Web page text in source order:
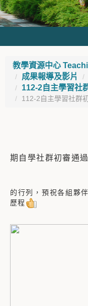
教學資源中心
成果報導及影片
112-2自主學習社
112-2自主學習社群
期自學社群初審通
歡迎大家
的行列，預祝各組夥
歷程